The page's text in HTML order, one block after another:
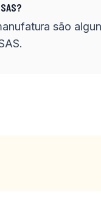
são